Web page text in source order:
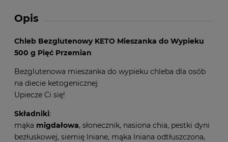
Opis
Chleb Bezglutenowy KETO Mieszanka do Wypieku
500 g Pięć Przemian
Bezglutenowa mieszanka do wypieku chleba dla osób
na diecie ketogenicznej
Upiecze Ci się!
Składniki:
mąka migdałowa, słonecznik, nasiona chia, pestki dyni
bezłuskowej, siemię lniane, mąka lniana odtłuszczona,